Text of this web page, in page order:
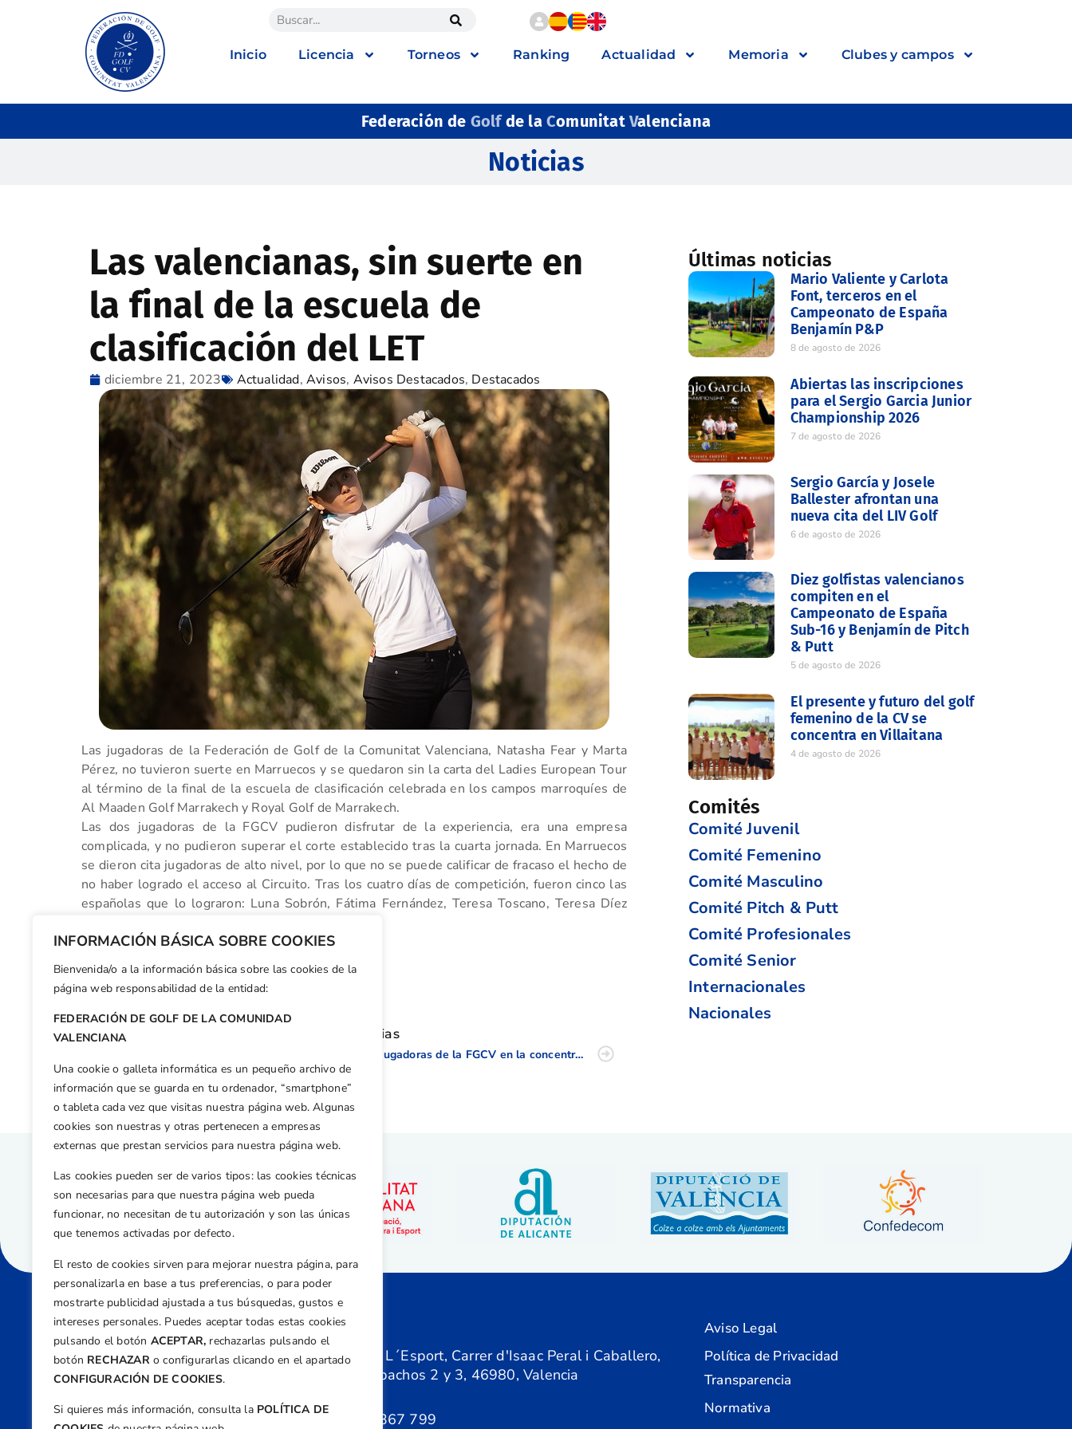
INFORMACIÓN BÁSICA SOBRE COOKIES
Bienvenida/o a la información básica sobre las cookies de la
página web responsabilidad de la entidad:
FEDERACIÓN DE GOLF DE LA COMUNIDAD
VALENCIANA
Una cookie o galleta informática es un pequeño archivo de
información que se guarda en tu ordenador, “smartphone”
o tableta cada vez que visitas nuestra página web. Algunas
cookies son nuestras y otras pertenecen a empresas
externas que prestan servicios para nuestra página web.
Las cookies pueden ser de varios tipos: las cookies técnicas
son necesarias para que nuestra página web pueda
funcionar, no necesitan de tu autorización y son las únicas
que tenemos activadas por defecto.
El resto de cookies sirven para mejorar nuestra página, para
personalizarla en base a tus preferencias, o para poder
mostrarte publicidad ajustada a tus búsquedas, gustos e
intereses personales. Puedes aceptar todas estas cookies
pulsando el botón ACEPTAR, rechazarlas pulsando el
botón RECHAZARo configurarlas clicando en el apartado
CONFIGURACIÓN DE COOKIES.
Si quieres más información, consulta la POLÍTICA DE
Inicio Licencia Torneos Ranking Actualidad Memoria Clubes y campos
Federación de Golfde la ComunitatValenciana
Noticias
Las valencianas, sin suerte en
la final de la escuela de
clasificación del LET
diciembre 21, 2023 Actualidad,Avisos, Avisos Destacados, Destacados
Las jugadoras de la Federación de Golf de la Comunitat Valenciana, Natasha Fear y Marta
Pérez, no tuvieron suerte en Marruecos y se quedaron sin la carta del Ladies European Tour
al término de la final de la escuela de clasificación celebrada en los campos marroquíes de
Al Maaden Golf Marrakech y Royal Golf de Marrakech.
Las dos jugadoras de la FGCV pudieron disfrutar de la experiencia, era una empresa
complicada, y no pudieron superar el corte establecido tras la cuarta jornada. En Marruecos
se dieron cita jugadoras de alto nivel, por lo que no se puede calificar de fracaso el hecho de
no haber logrado el acceso al Circuito. Tras los cuatro días de competición, fueron cinco las
españolas que lo lograron: Luna Sobrón, Fátima Fernández, Teresa Toscano, Teresa Díez
Facebook
X WhatsApp
LinkedIn
Email
Otras noticias
Seis jugadoras de la FGCV en la concentración de la Española para preparar el Cto. de Europa
Últimas noticias
Mario Valiente y Carlota
Font, terceros en el
Campeonato de España
Benjamín P&P
8 de agosto de 2026
Abiertas las inscripciones
para el Sergio Garcia Junior
Championship 2026
7 de agosto de 2026
Sergio García y Josele
Ballester afrontan una
nueva cita del LIV Golf
6 de agosto de 2026
Diez golfistas valencianos
compiten en el
Campeonato de España
Sub-16 y Benjamín de Pitch
& Putt
5 de agosto de 2026
El presente y futuro del golf
femenino de la CV se
concentra en Villaitana
4 de agosto de 2026
Comités
Comité Juvenil
Comité Femenino
Comité Masculino
Comité Pitch & Putt
Comité Profesionales
Comité Senior
Internacionales
Nacionales
Dirección
Centre de L´Esport, Carrer d'Isaac Peral i Caballero,
Nº 5, Despachos 2 y 3, 46980, Valencia
+34 961 367 799
Aviso Legal
Política de Privacidad
Transparencia
Normativa